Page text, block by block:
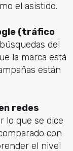
el asistido.
(tráfico
del
la marca está
están
redes
lo que se dice
con
el nivel